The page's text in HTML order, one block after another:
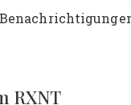
RXNT